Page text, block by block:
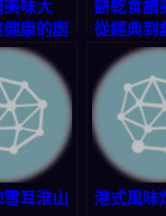
味大
康的廚
餅乾食譜
從經典到
耳淮山
港式風味